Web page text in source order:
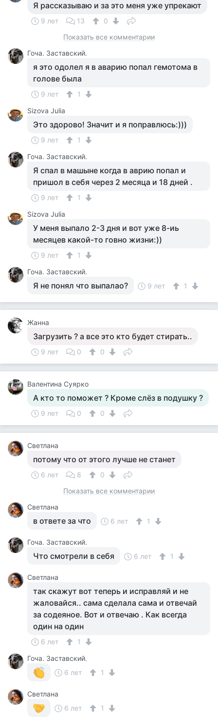
Я рассказываю и за это меня уже упрекают
9 лет 13
0
Показать все комментарии
Гоча. Заставский.
я это одолел я в аварию попал гемотома в
голове была
9 лет
1
Sizova Julia
Это здорово! Значит и я поправлюсь:)))
9 лет
1
Гоча. Заставский.
Я спал в машыне когда в аврию попал и
пришол в себя через 2 месяца и 18 дней .
9 лет
1
Sizova Julia
У меня выпало 2-3 дня и вот уже 8-иь
месяцев какой-то говно жизни:))
9 лет
1
Гоча. Заставский.
Я не понял что выпалао? 9 лет 1
Жанна
Загрузить ? а все это кто будет стирать..
9 лет 0 0
Валентина Суярко
А кто то поможет ? Кроме слёз в подушку ?
9 лет 0 0
Светлана
потому что от этого лучше не станет
6 лет 8
0
Показать все комментарии
Светлана
в ответе за что 6 лет 1
Гоча. Заставский.
Что смотрели в себя 6 лет 1
Светлана
так скажут вот теперь и исправляй и не
жаловайся.. сама сделала сама и отвечай
за содеяное. Вот и отвечаю . Как всегда
один на один
6 лет
1
Гоча. Заставский.
6 лет
1
Светлана
6 лет
1